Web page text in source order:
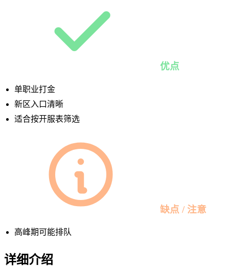
优点
单职业打金
新区入口清晰
适合按开服表筛选
缺点 / 注意
高峰期可能排队
详细介绍